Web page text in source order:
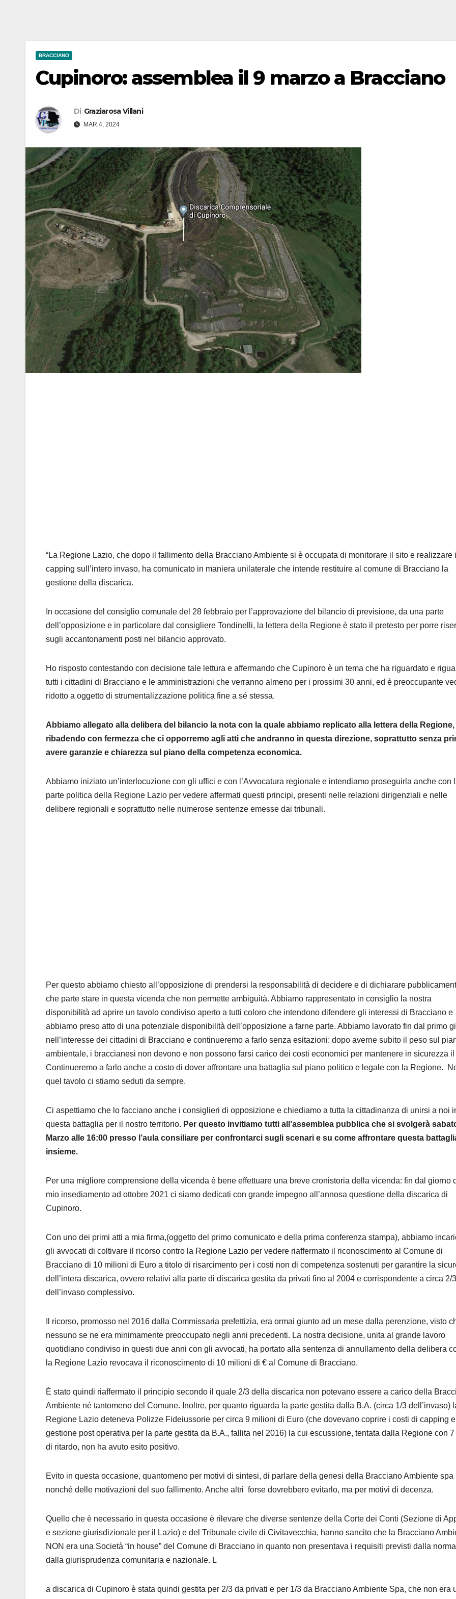
BRACCIANO
Cupinoro: assemblea il 9 marzo a Bracciano
Di Graziarosa Villani
MAR 4, 2024
“La Regione Lazio, che dopo il fallimento della Bracciano Ambiente si è occupata di monitorare il sito e realizzare il
capping sull’intero invaso, ha comunicato in maniera unilaterale che intende restituire al comune di Bracciano la
gestione della discarica.
In occasione del consiglio comunale del 28 febbraio per l’approvazione del bilancio di previsione, da una parte
dell’opposizione e in particolare dal consigliere Tondinelli, la lettera della Regione è stato il pretesto per porre
sugli accantonamenti posti nel bilancio approvato.
Ho risposto contestando con decisione tale lettura e affermando che Cupinoro è un tema che ha riguardato e
tutti i cittadini di Bracciano e le amministrazioni che verranno almeno per i prossimi 30 anni, ed è preoccupante
ridotto a oggetto di strumentalizzazione politica fine a sé stessa.
Abbiamo allegato alla delibera del bilancio la nota con la quale abbiamo replicato alla lettera della Regione,
ribadendo con fermezza che ci opporremo agli atti che andranno in questa direzione, soprattutto senza
avere garanzie e chiarezza sul piano della competenza economica.
Abbiamo iniziato un’interlocuzione con gli uffici e con l’Avvocatura regionale e intendiamo proseguirla anche con
parte politica della Regione Lazio per vedere affermati questi principi, presenti nelle relazioni dirigenziali e nelle
delibere regionali e soprattutto nelle numerose sentenze emesse dai tribunali.
Per questo abbiamo chiesto all’opposizione di prendersi la responsabilità di decidere e di dichiarare
che parte stare in questa vicenda che non permette ambiguità. Abbiamo rappresentato in consiglio la nostra
disponibilità ad aprire un tavolo condiviso aperto a tutti coloro che intendono difendere gli interessi di Bracciano e
abbiamo preso atto di una potenziale disponibilità dell’opposizione a farne parte. Abbiamo lavorato fin dal primo
nell’interesse dei cittadini di Bracciano e continueremo a farlo senza esitazioni: dopo averne subito il peso sul
ambientale, i braccianesi non devono e non possono farsi carico dei costi economici per mantenere in sicurezza il
Continueremo a farlo anche a costo di dover affrontare una battaglia sul piano politico e legale con la Regione.
quel tavolo ci stiamo seduti da sempre.
Ci aspettiamo che lo facciano anche i consiglieri di opposizione e chiediamo a tutta la cittadinanza di unirsi a noi
questa battaglia per il nostro territorio. Per questo invitiamo tutti all’assemblea pubblica che si svolgerà
Marzo alle 16:00 presso l’aula consiliare per confrontarci sugli scenari e su come affrontare questa
insieme.
Per una migliore comprensione della vicenda è bene effettuare una breve cronistoria della vicenda: fin dal giorno
mio insediamento ad ottobre 2021 ci siamo dedicati con grande impegno all’annosa questione della discarica di
Cupinoro.
Con uno dei primi atti a mia firma,(oggetto del primo comunicato e della prima conferenza stampa), abbiamo
gli avvocati di coltivare il ricorso contro la Regione Lazio per vedere riaffermato il riconoscimento al Comune di
Bracciano di 10 milioni di Euro a titolo di risarcimento per i costi non di competenza sostenuti per garantire la
dell’intera discarica, ovvero relativi alla parte di discarica gestita da privati fino al 2004 e corrispondente a circa 2/3
dell’invaso complessivo.
Il ricorso, promosso nel 2016 dalla Commissaria prefettizia, era ormai giunto ad un mese dalla perenzione, visto
nessuno se ne era minimamente preoccupato negli anni precedenti. La nostra decisione, unita al grande lavoro
quotidiano condiviso in questi due anni con gli avvocati, ha portato alla sentenza di annullamento della delibera
la Regione Lazio revocava il riconoscimento di 10 milioni di € al Comune di Bracciano.
È stato quindi riaffermato il principio secondo il quale 2/3 della discarica non potevano essere a carico della
Ambiente né tantomeno del Comune. Inoltre, per quanto riguarda la parte gestita dalla B.A. (circa 1/3 dell’invaso)
Regione Lazio deteneva Polizze Fideiussorie per circa 9 milioni di Euro (che dovevano coprire i costi di capping e
gestione post operativa per la parte gestita da B.A., fallita nel 2016) la cui escussione, tentata dalla Regione con 7
di ritardo, non ha avuto esito positivo.
Evito in questa occasione, quantomeno per motivi di sintesi, di parlare della genesi della Bracciano Ambiente spa
nonché delle motivazioni del suo fallimento. Anche altri forse dovrebbero evitarlo, ma per motivi di decenza.
Quello che è necessario in questa occasione è rilevare che diverse sentenze della Corte dei Conti (Sezione di
e sezione giurisdizionale per il Lazio) e del Tribunale civile di Civitavecchia, hanno sancito che la Bracciano
NON era una Società “in house” del Comune di Bracciano in quanto non presentava i requisiti previsti dalla
dalla giurisprudenza comunitaria e nazionale. L
a discarica di Cupinoro è stata quindi gestita per 2/3 da privati e per 1/3 da Bracciano Ambiente Spa, che non era